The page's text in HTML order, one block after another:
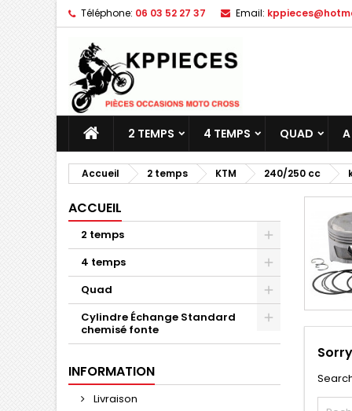
Téléphone: 06 03 52 27 37 Email:
2 TEMPS 4 TEMPS QUAD
Accueil 2 temps KTM 240/250 cc
ACCUEIL
2 temps
4 temps
Quad
Cylindre Échange Standard
chemisé fonte
INFORMATION
Livraison